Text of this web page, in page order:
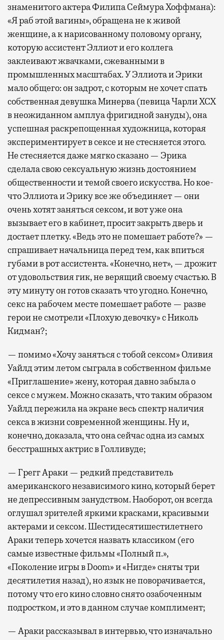
знаменитого актера Филипа Сеймура Хоффмана):
«Я раб этой вагины», обращена не к живой
женщине, а к нарисованному половому органу,
которую ассистент Эллиот и его коллега
заклеивают жвачками, сжеванными в
промышленных масштабах. У Эллиота и Эрики
мало общего: он задрот, с которым не хочет спать
собственная девушка Минерва (певица Чарли XCX
в неожиданном амплуа фригидной зануды), она
успешная раскрепощенная художница, которая
экспериментирует в сексе и не стесняется этого.
Не стесняется даже мягко сказано — Эрика
сделала свою сексуальную жизнь достоянием
общественности и темой своего искусства. Но кое-
что Эллиота и Эрику все же объединяет — они
очень хотят заняться сексом, и вот уже она
вызывает его в кабинет, просит закрыть дверь и
достает плетку. «Ведь это не помешает работе?» —
спрашивает начальница перед тем, как впиться
губами в рот ассистента. «Конечно, нет», — дрожит
от удовольствия гик, не верящий своему счастью. В
эту минуту он готов сказать что угодно. Конечно,
секс на рабочем месте помешает работе — разве
герои не смотрели «Плохую девочку» с Николь
Кидман?;
— помимо «Хочу заняться с тобой сексом» Оливия
Уайлд этим летом сыграла в собственном фильме
«Приглашение» жену, которая давно забыла о
сексе с мужем. Можно сказать, что таким образом
Уайлд пережила на экране весь спектр наличия
секса в жизни современной женщины. Ну и,
конечно, доказала, что она сейчас одна из самых
бесстрашных актрис в Голливуде;
— Грегг Араки — редкий представитель
американского независимого кино, который берет
не депрессивным занудством. Наоборот, он всегда
оглушал зрителей яркими красками, красивыми
актерами и сексом. Шестидесятишестилетнего
Араки теперь хочется назвать классиком (его
самые известные фильмы «Полный п.»,
«Поколение игры в Doom» и «Нигде» сняты три
десятилетия назад), но язык не поворачивается,
потому что его кино словно снято озабоченным
подростком, и это в данном случае комплимент;
— Араки рассказывал в интервью, что изначально